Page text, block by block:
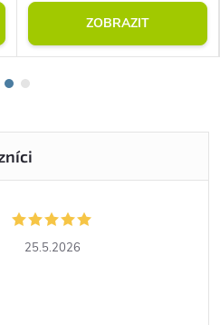
ZOBRAZIT
25.5.2026